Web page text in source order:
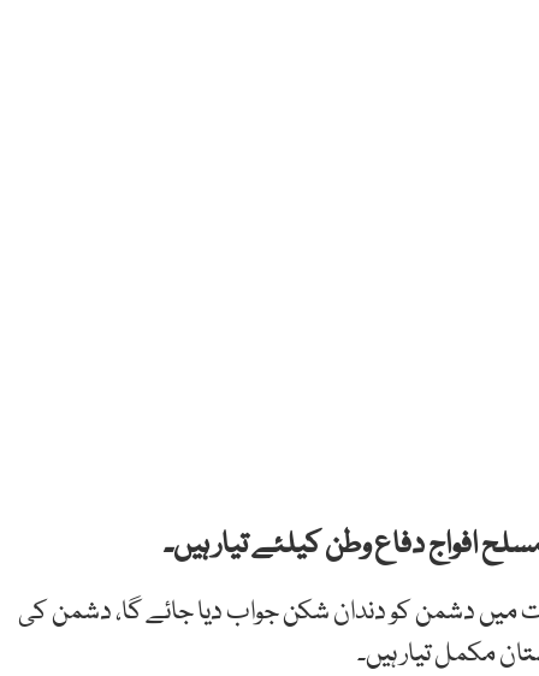
افواج دفاع وطن کیلئے تیار ہیں۔
میں دشمن کو دندان شکن جواب دیا جائے گا، دشمن کی
مکمل تیار ہیں۔